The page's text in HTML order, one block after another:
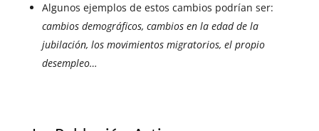
Algunos ejemplos de estos cambios podrían ser:
cambios demográficos, cambios en la edad de la
jubilación, los movimientos migratorios, el propio
desempleo…